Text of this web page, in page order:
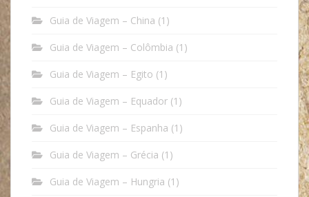
Guia de Viagem – China (1)
Guia de Viagem – Colômbia (1)
Guia de Viagem – Egito (1)
Guia de Viagem – Equador (1)
Guia de Viagem – Espanha (1)
Guia de Viagem – Grécia (1)
Guia de Viagem – Hungria (1)